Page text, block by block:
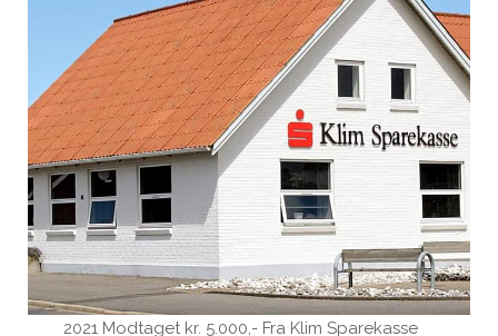
2021 Modtaget kr. 5.000,- Fra Klim Sparekasse